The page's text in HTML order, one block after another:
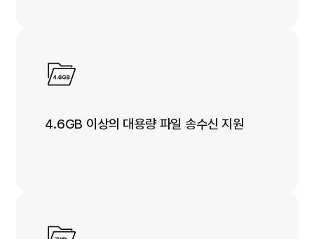
4.6GB 이상의 대용량 파일 송수신 지원